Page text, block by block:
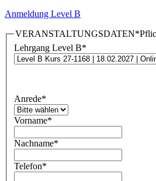
Anmeldung Level B
VERANSTALTUNGSDATEN
Lehrgang Level B*
Anrede*
Vorname*
Nachname*
Telefon*